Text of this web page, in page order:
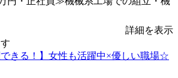
詳細を表示